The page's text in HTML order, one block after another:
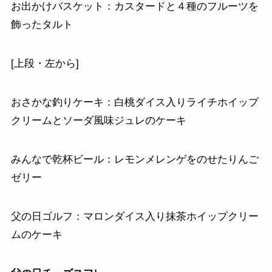
お出かけバスケット：カスタードと４種のフルーツを
飾ったタルト
[上段・左から]
おさかな釣りケーキ：白桃ダイス入りライチホイップ
クリームとソーダ風味ジュレのケーキ
みんなで乾杯ビール：レモンメレンゲをのせたりんご
ゼリー
父の日ゴルフ：マロンダイス入り抹茶ホイップクリー
ムのケーキ